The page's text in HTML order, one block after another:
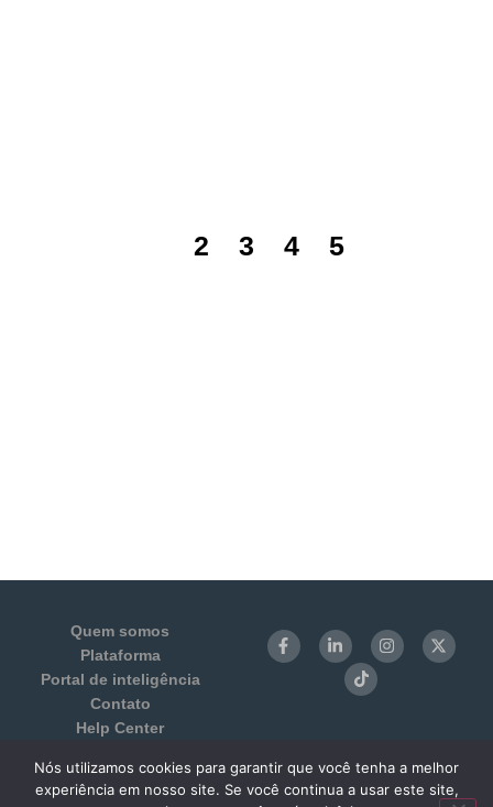
2 3 4 5
Quem somos
Plataforma
Portal de inteligência
Contato
Help Center
Termos de Uso e Privacidade
Benchmarking 1:1
Nós utilizamos cookies para garantir que você tenha a melhor
experiência em nosso site. Se você continua a usar este site,